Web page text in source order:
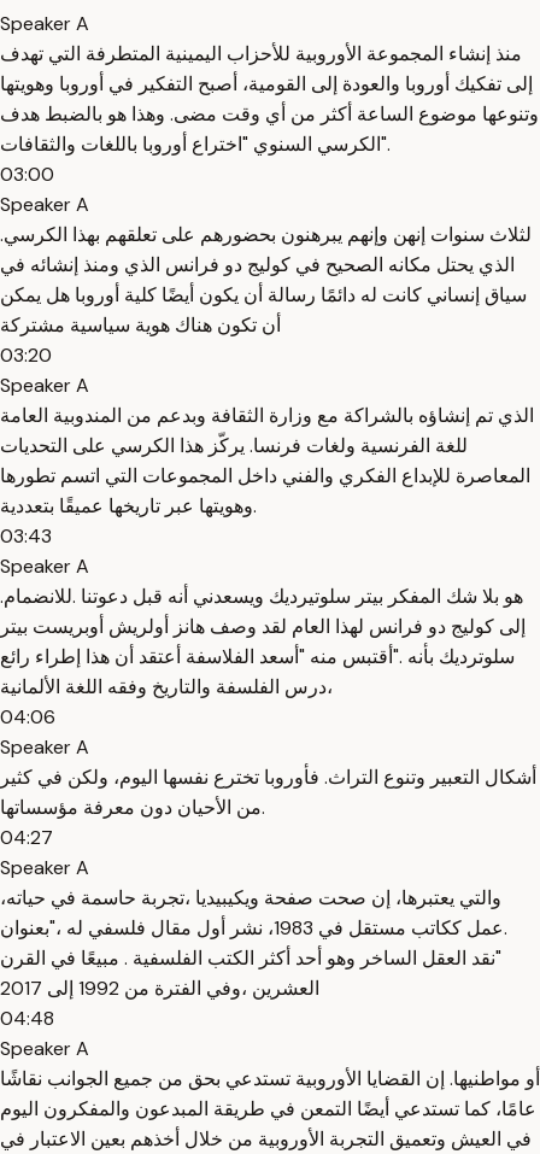
Speaker A
منذ إنشاء المجموعة الأوروبية للأحزاب اليمينية المتطرفة التي تهدف
إلى تفكيك أوروبا والعودة إلى القومية، أصبح التفكير في أوروبا وهويتها
وتنوعها موضوع الساعة أكثر من أي وقت مضى. وهذا هو بالضبط هدف
الكرسي السنوي "اختراع أوروبا باللغات والثقافات".
03:00
Speaker A
.لثلاث سنوات إنهن وإنهم يبرهنون بحضورهم على تعلقهم بهذا الكرسي
الذي يحتل مكانه الصحيح في كوليج دو فرانس الذي ومنذ إنشائه في
سياق إنساني كانت له دائمًا رسالة أن يكون أيضًا كلية أوروبا هل يمكن
أن تكون هناك هوية سياسية مشتركة
03:20
Speaker A
الذي تم إنشاؤه بالشراكة مع وزارة الثقافة وبدعم من المندوبية العامة
للغة الفرنسية ولغات فرنسا. يركّز هذا الكرسي على التحديات
المعاصرة للإبداع الفكري والفني داخل المجموعات التي اتسم تطورها
وهويتها عبر تاريخها عميقًا بتعددية.
03:43
Speaker A
.هو بلا شك المفكر بيتر سلوتيرديك ويسعدني أنه قبل دعوتنا .للانضمام
إلى كوليج دو فرانس لهذا العام لقد وصف هانز أولريش أوبريست بيتر
سلوترديك بأنه ."أقتبس منه "أسعد الفلاسفة أعتقد أن هذا إطراء رائع
،درس الفلسفة والتاريخ وفقه اللغة الألمانية
04:06
Speaker A
أشكال التعبير وتنوع التراث. فأوروبا تخترع نفسها اليوم، ولكن في كثير
من الأحيان دون معرفة مؤسساتها.
04:27
Speaker A
،والتي يعتبرها، إن صحت صفحة ويكيبيديا ،تجربة حاسمة في حياته
.عمل ككاتب مستقل في 1983، نشر أول مقال فلسفي له ،"بعنوان
"نقد العقل الساخر وهو أحد أكثر الكتب الفلسفية . مبيعًا في القرن
العشرين ،وفي الفترة من 1992 إلى 2017
04:48
Speaker A
أو مواطنيها. إن القضايا الأوروبية تستدعي بحق من جميع الجوانب نقاشًا
عامًا، كما تستدعي أيضًا التمعن في طريقة المبدعون والمفكرون اليوم
في العيش وتعميق التجربة الأوروبية من خلال أخذهم بعين الاعتبار في